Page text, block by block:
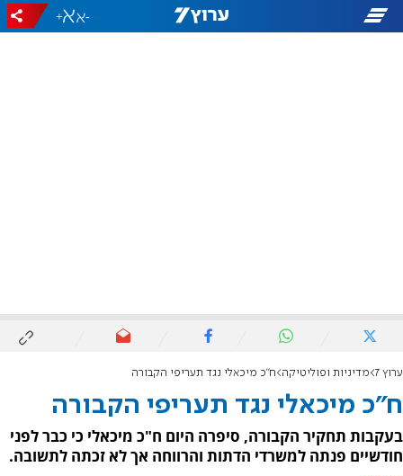
-
+
ערוץ 7 מדיניות ופוליטיקה ח"כ מיכאלי נגד תעריפי הקבורה
ח"כ מיכאלי נגד תעריפי הקבורה
בעקבות תחקיר הקבורה, סיפרה היום ח"כ מיכאלי כי כבר לפני
חודשיים פנתה למשרדי הדתות והרווחה אך לא זכתה לתשובה.